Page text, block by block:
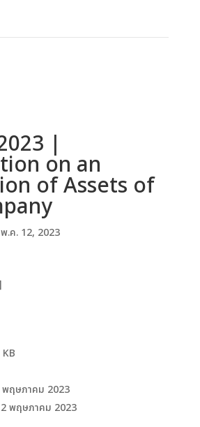
|
on an
of Assets of
พ.ค. 12, 2023
พฤษภาคม 2023
พฤษภาคม 2023